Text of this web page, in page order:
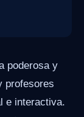
poderosa y
profesores
e interactiva.